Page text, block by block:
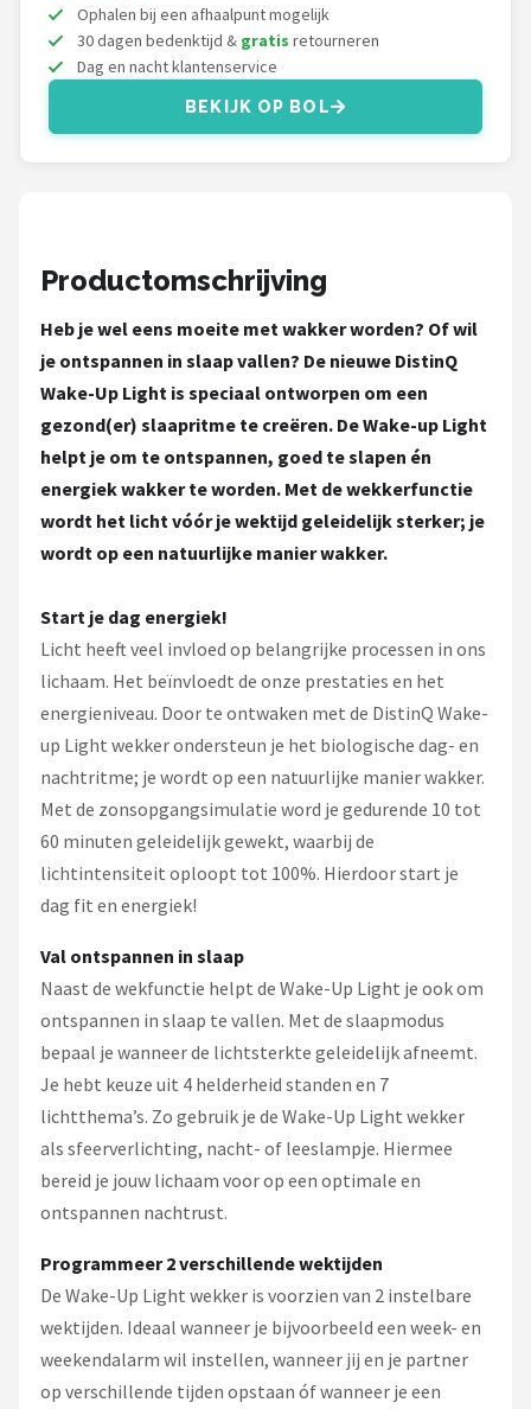
Decopatent
Countryfield
Ophalen bij een afhaalpunt mogelijk
30 dagen bedenktijd & gratis retourneren
Dag en nacht klantenservice
BEKIJK OP BOL
Productomschrijving
Heb je wel eens moeite met wakker worden? Of wil
je ontspannen in slaap vallen? De nieuwe DistinQ
Wake-Up Light is speciaal ontworpen om een
gezond(er) slaapritme te creëren. De Wake-up Light
helpt je om te ontspannen, goed te slapen én
energiek wakker te worden. Met de wekkerfunctie
wordt het licht vóór je wektijd geleidelijk sterker; je
wordt op een natuurlijke manier wakker.
Start je dag energiek!
Licht heeft veel invloed op belangrijke processen in ons
lichaam. Het beïnvloedt de onze prestaties en het
energieniveau. Door te ontwaken met de DistinQ Wake-
up Light wekker ondersteun je het biologische dag- en
nachtritme; je wordt op een natuurlijke manier wakker.
Met de zonsopgangsimulatie word je gedurende 10 tot
60 minuten geleidelijk gewekt, waarbij de
lichtintensiteit oploopt tot 100%. Hierdoor start je
dag fit en energiek!
Val ontspannen in slaap
Naast de wekfunctie helpt de Wake-Up Light je ook om
ontspannen in slaap te vallen. Met de slaapmodus
bepaal je wanneer de lichtsterkte geleidelijk afneemt.
Je hebt keuze uit 4 helderheid standen en 7
lichtthema’s. Zo gebruik je de Wake-Up Light wekker
als sfeerverlichting, nacht- of leeslampje. Hiermee
bereid je jouw lichaam voor op een optimale en
ontspannen nachtrust.
Programmeer 2 verschillende wektijden
De Wake-Up Light wekker is voorzien van 2 instelbare
wektijden. Ideaal wanneer je bijvoorbeeld een week- en
weekendalarm wil instellen, wanneer jij en je partner
op verschillende tijden opstaan óf wanneer je een